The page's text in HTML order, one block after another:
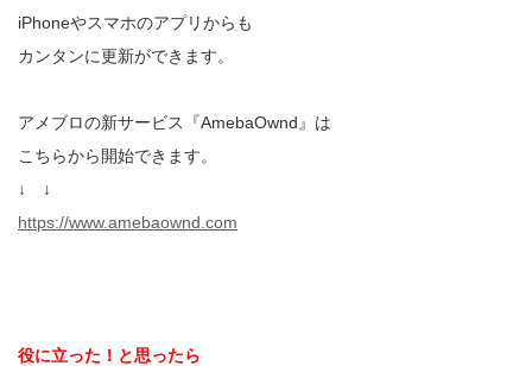
iPhoneやスマホのアプリからも
カンタンに更新ができます。
アメブロの新サービス『AmebaOwnd』は
こちらから開始できます。
↓ ↓
https://www.amebaownd.com
役に立った！と思ったら